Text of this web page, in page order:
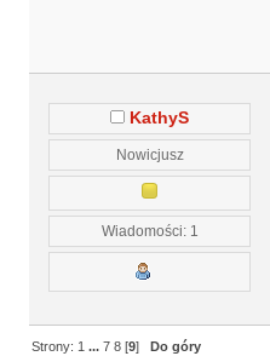
KathyS
Nowicjusz
Wiadomości: 1
Strony: 1 ...7 8 [9] Do góry